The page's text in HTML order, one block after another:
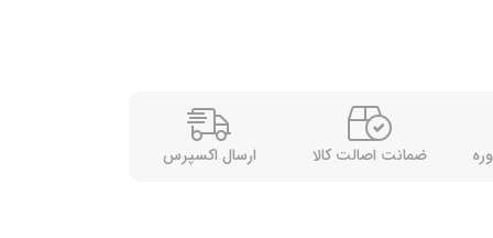
ضمانت اصالت کالا ارسال اکسپرس